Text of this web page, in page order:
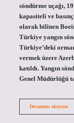
söndürme uçağı,
kapasiteli ve
olarak bilinen
Türkiye yangın
Türkiye’deki
vermek üzere
katıldı. Yangın
Genel Müdürlüğü
Devamını okuyun